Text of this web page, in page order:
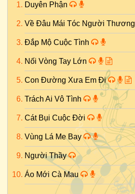
Duyên Phận
Về Đâu Mái Tóc Người Thương
Đắp Mộ Cuộc Tình
Nối Vòng Tay Lớn
Con Đường Xưa Em Đi
Trách Ai Vô Tình
Cát Bụi Cuộc Đời
Vùng Lá Me Bay
Người Thầy
Áo Mới Cà Mau